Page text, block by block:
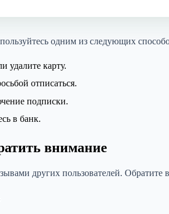
одним из следующих
удалите карту.
отписаться.
подписки.
в банк.
внимание
других пользователей.